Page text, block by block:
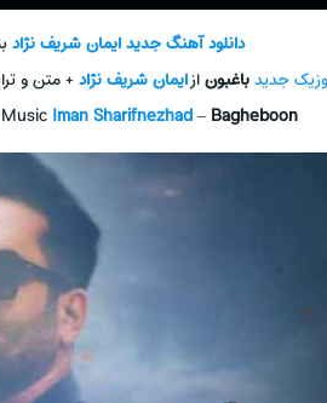
دانلود آهنگ جديدایمان شریف نژاد
جديدباغبونازایمان شریف نژاد+ متن و
Iman Sharifnezhad– Bagheboon